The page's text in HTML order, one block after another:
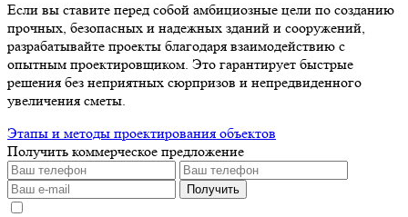
Если вы ставите перед собой амбициозные цели по созданию
прочных, безопасных и надежных зданий и сооружений,
разрабатывайте проекты благодаря взаимодействию с
опытным проектировщиком. Это гарантирует быстрые
решения без неприятных сюрпризов и непредвиденного
увеличения сметы.
Этапы и методы проектирования объектов
Получить коммерческое предложение
Получить